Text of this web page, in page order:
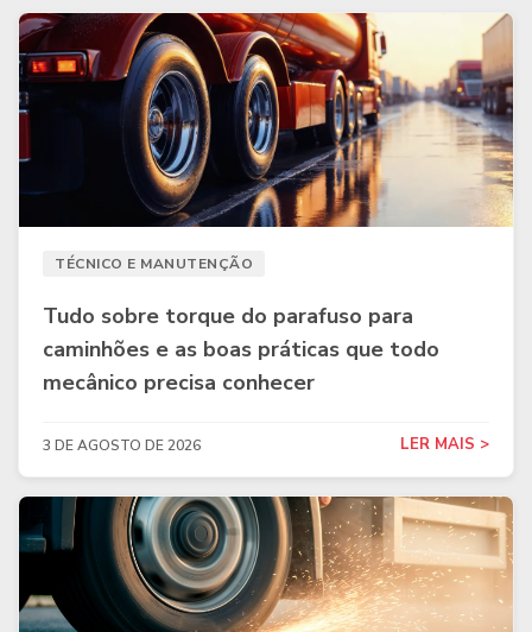
TÉCNICO E MANUTENÇÃO
Tudo sobre torque do parafuso para
caminhões e as boas práticas que todo
mecânico precisa conhecer
3 DE AGOSTO DE 2026 LER MAIS >